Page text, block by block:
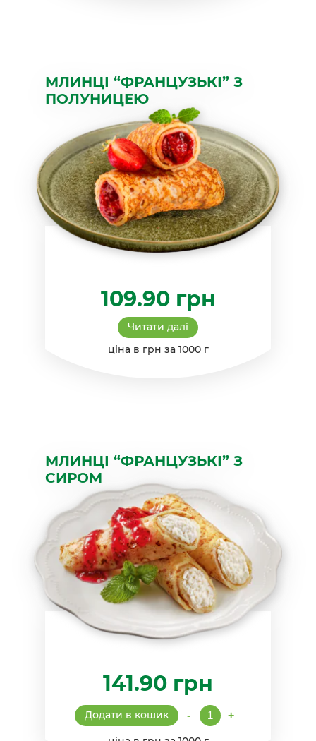
МЛИНЦІ “ФРАНЦУЗЬКІ” З
ПОЛУНИЦЕЮ
109.90грн
Читати далі
ціна в грн за 1000 г
МЛИНЦІ “ФРАНЦУЗЬКІ” З
СИРОМ
141.90 грн
- Млинці
"Французькі"
+
Додати в кошик